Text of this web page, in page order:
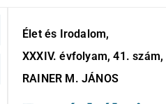
Élet és Irodalom,
XXXIV. évfolyam, 41.
RAINER M. JÁNOS